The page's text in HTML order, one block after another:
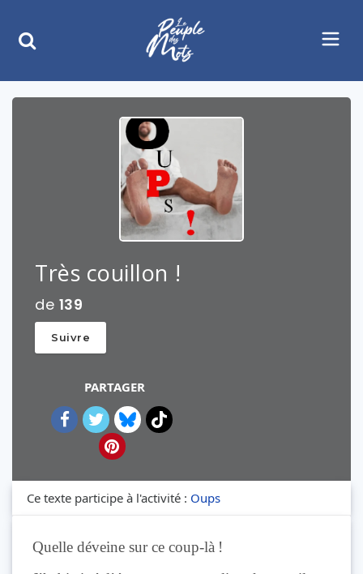
Très couillon !
de 139
Suivre
PARTAGER
Ce texte participe à l'activité : Oups
Quelle déveine sur ce coup-là !